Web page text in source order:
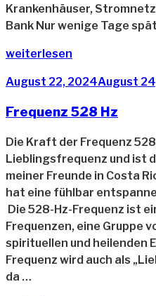
Krankenhäuser,
Bank Nur wenige Tage
„KI
„alles“
hacken“
weiterlesen
Veröffentlicht
August 22, 2024August
Frequenz 528 Hz
Die Kraft der Frequenz
Lieblingsfrequenz und ist
meiner Freunde in Costa
hat eine fühlbar
Die 528-Hz-Frequenz ist
Frequenzen, eine Gruppe
spirituellen und heilenden
Frequenz wird auch als
da …